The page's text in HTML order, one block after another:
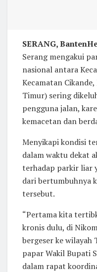
SERANG,
Serang mengakui
nasional antara
Kecamatan
Timur) sering
pengguna jalan,
kemacetan dan
Menyikapi kondisi
dalam waktu dekat
terhadap parkir liar
dari bertumbuhnya
tersebut.
“Pertama kita
kronis dulu, di
bergeser ke wilayah
papar Wakil Bupati
dalam rapat